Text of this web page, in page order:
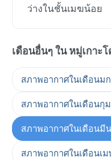
ว่างในชั้นเมฆน้อย
เดือนอื่นๆ ใน หมู่เกาะ
สภาพอากาศในเดือนม
สภาพอากาศในเดือนกุ
สภาพอากาศในเดือนมี
สภาพอากาศในเดือนเ